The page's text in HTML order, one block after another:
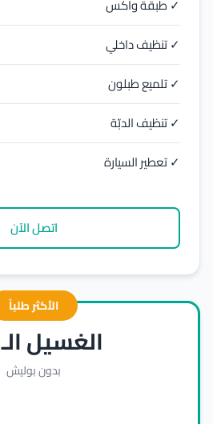
✓ طبقة واكس
✓ تنظيف داخلي
✓ تلميع طبلون
✓ تنظيف الدبّة
✓ تعطير السيارة
اتصل الآن
الأكثر طلباً
الغسيل الـ VIP
بدون بوليش